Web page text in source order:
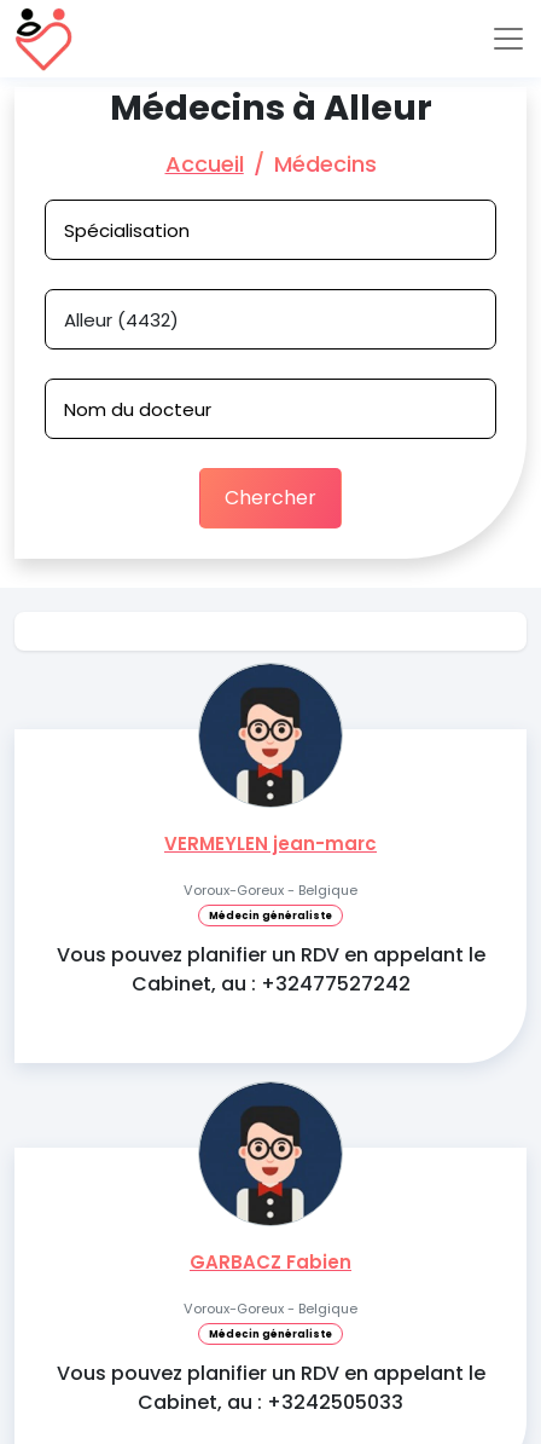
Médecins à Alleur
Accueil Médecins
Chercher
VERMEYLEN jean-marc
Voroux-Goreux - Belgique
Médecin généraliste
Vous pouvez planifier un RDV en appelant le
Cabinet, au : +32477527242
GARBACZ Fabien
Voroux-Goreux - Belgique
Médecin généraliste
Vous pouvez planifier un RDV en appelant le
Cabinet, au : +3242505033